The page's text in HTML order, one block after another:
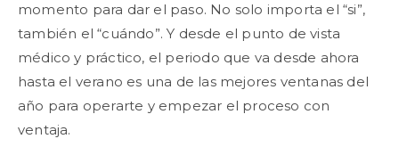
momento para dar el paso. No solo importa el “si”,
también el “cuándo”. Y desde el punto de vista
médico y práctico, el periodo que va desde ahora
hasta el verano es una de las mejores ventanas del
año para operarte y empezar el proceso con
ventaja.